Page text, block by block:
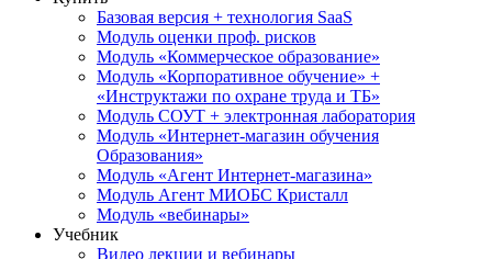
Базовая версия + технология SaaS
Модуль оценки проф. рисков
Модуль «Коммерческое образование»
Модуль «Корпоративное обучение» +
«Инструктажи по охране труда и ТБ»
Модуль СОУТ + электронная лаборатория
Модуль «Интернет-магазин обучения
Образования»
Модуль «Агент Интернет-магазина»
Модуль Агент МИОБС Кристалл
Модуль «вебинары»
Учебник
Видео лекции и вебинары